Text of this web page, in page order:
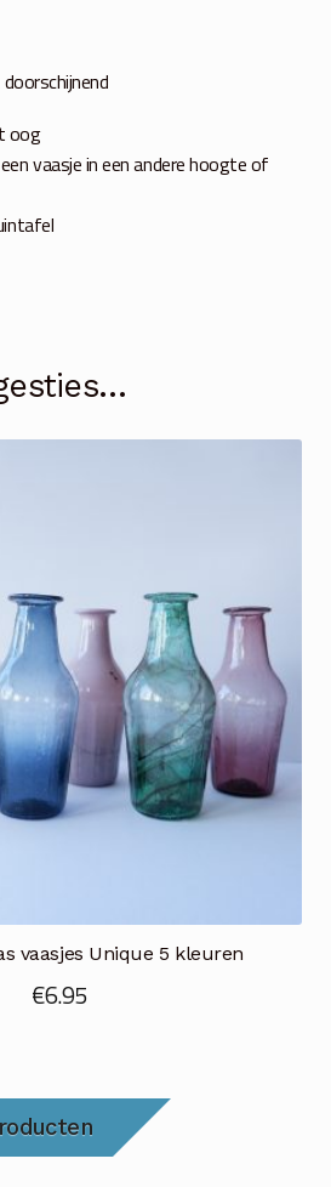
oog
vaasje in een andere hoogte of
vaasjes Unique 5 kleuren
€6.95